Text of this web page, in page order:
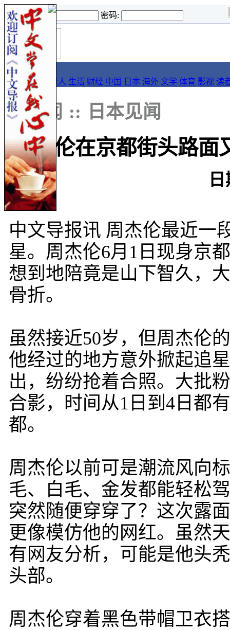
登录名: 密码:
首
页
导报
要闻 论坛 华人 生活 财经 中国 日本 海外 文学 体育 影视 读
:: 新闻 :: 日本见闻
周杰伦在京都街头路面
中文导报讯 周杰伦最近一
星。周杰伦6月1日现身京
想到地陪竟是山下智久，
骨折。
虽然接近50岁，但周杰伦
他经过的地方意外掀起追
出，纷纷抢着合照。大批
合影，时间从1日到4日都
都。
周杰伦以前可是潮流风向
毛、白毛、金发都能轻松
突然随便穿穿了？这次露
更像模仿他的网红。虽然
有网友分析，可能是他头
头部。
周杰伦穿着黑色带帽卫衣